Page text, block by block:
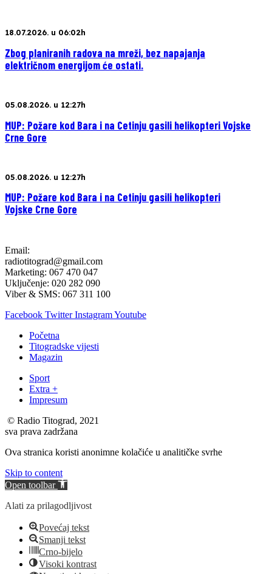
18.07.2026. u 06:02h
Zbog planiranih radova na mreži, bez napajanja
električnom energijom će ostati.
05.08.2026. u 12:27h
MUP: Požare kod Bara i na Cetinju gasili helikopteri Vojske
Crne Gore
05.08.2026. u 12:27h
MUP: Požare kod Bara i na Cetinju gasili helikopteri
Vojske Crne Gore
Email:
radiotitograd@gmail.com
Marketing: 067 470 047
Uključenje: 020 282 090
Viber & SMS: 067 311 100
Facebook Twitter InstagramYoutube
Početna
Titogradske vijesti
Magazin
Sport
Extra +
Impresum
© Radio Titograd, 2021
sva prava zadržana
Ova stranica koristi anonimne kolačiće u analitičke svrhe
Skip to content
Open toolbar
Alati za prilagodljivost
Povećaj tekst
Smanji tekst
Crno-bijelo
Visoki kontrast